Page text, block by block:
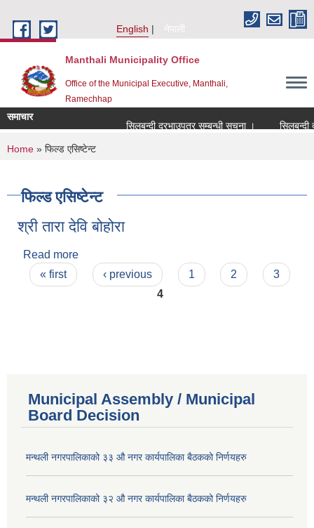
English
नेपाली
Manthali Municipality Office
Office of the Municipal Executive, Manthali,
Ramechhap
समाचार
सिलबन्दी दरभाउपत्र सम्बन्धी सूचना ।
सिलबन्दी
You are here
Home » फिल्ड एसिष्टेन्ट
फिल्ड एसिष्टेन्ट
श्री तारा देवि बोहोरा
Read more
Pages
« first ‹ previous 1 2
3
4
Municipal Assembly / Municipal
Board Decision
मन्थली नगरपालिकाको ३३ औ नगर कार्यपालिका बैठकको निर्णयहरु
मन्थली नगरपालिकाको ३२ औ नगर कार्यपालिका बैठकको निर्णयहरु